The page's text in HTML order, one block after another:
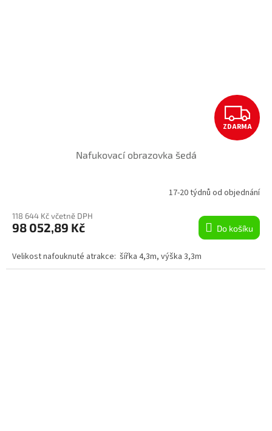
Z
D
R
M
A
ZDARMA
Nafukovací obrazovka šedá
17-20 týdnů od objednání
118 644 Kč včetně DPH
98 052,89 Kč Do košíku
Velikost nafouknuté atrakce: šířka 4,3m, výška 3,3m